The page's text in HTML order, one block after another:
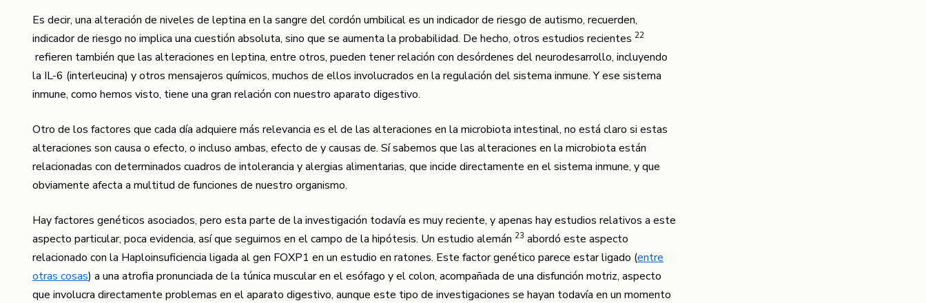
Es decir, una alteración de niveles de leptina en la sangre del cordón umbilical es un indicador de riesgo de autismo, recuerden,
indicador de riesgo no implica una cuestión absoluta, sino que se aumenta la probabilidad. De hecho, otros estudios recientes ​22​
refieren también que las alteraciones en leptina, entre otros, pueden tener relación con desórdenes del neurodesarrollo, incluyendo
la IL-6 (interleucina) y otros mensajeros químicos, muchos de ellos involucrados en la regulación del sistema inmune. Y ese sistema
inmune, como hemos visto, tiene una gran relación con nuestro aparato digestivo.
Otro de los factores que cada día adquiere más relevancia es el de las alteraciones en la microbiota intestinal, no está claro si estas
alteraciones son causa o efecto, o incluso ambas, efecto de y causas de. Sí sabemos que las alteraciones en la microbiota están
relacionadas con determinados cuadros de intolerancia y alergias alimentarias, que incide directamente en el sistema inmune, y que
obviamente afecta a multitud de funciones de nuestro organismo.
Hay factores genéticos asociados, pero esta parte de la investigación todavía es muy reciente, y apenas hay estudios relativos a este
aspecto particular, poca evidencia, así que seguimos en el campo de la hipótesis. Un estudio alemán ​23​ abordó este aspecto
relacionado con la Haploinsuficiencia ligada al gen FOXP1 en un estudio en ratones. Este factor genético parece estar ligado (entre
otras cosas) a una atrofia pronunciada de la túnica muscular en el esófago y el colon, acompañada de una disfunción motriz, aspecto
que involucra directamente problemas en el aparato digestivo, aunque este tipo de investigaciones se hayan todavía en un momento